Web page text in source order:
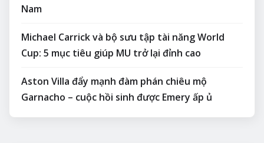
Nam
Michael Carrick và bộ sưu tập tài năng World
Cup: 5 mục tiêu giúp MU trở lại đỉnh cao
Aston Villa đẩy mạnh đàm phán chiêu mộ
Garnacho – cuộc hồi sinh được Emery ấp ủ